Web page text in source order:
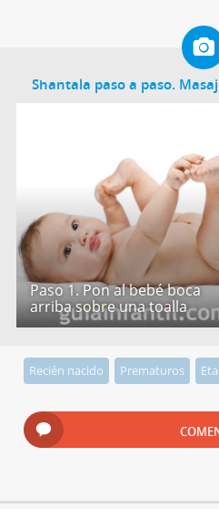
Shantala paso a paso.
Paso 1. Pon al bebé boca
arriba sobre una toalla
Recién nacido Prematuros